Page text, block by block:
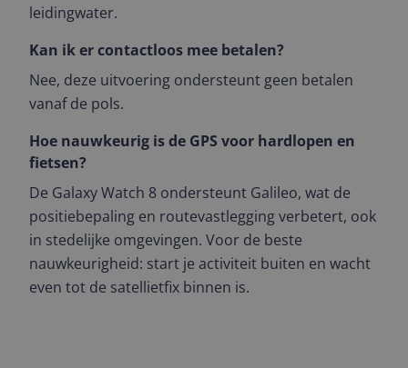
leidingwater.
Kan ik er contactloos mee betalen?
Nee, deze uitvoering ondersteunt geen betalen
vanaf de pols.
Hoe nauwkeurig is de GPS voor hardlopen en
fietsen?
De Galaxy Watch 8 ondersteunt Galileo, wat de
positiebepaling en routevastlegging verbetert, ook
in stedelijke omgevingen. Voor de beste
nauwkeurigheid: start je activiteit buiten en wacht
even tot de satellietfix binnen is.